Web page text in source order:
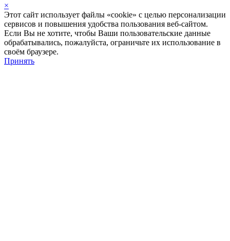
×
Этот сайт использует файлы «cookie» с целью персонализации
сервисов и повышения удобства пользования веб-сайтом.
Если Вы не хотите, чтобы Ваши пользовательские данные
обрабатывались, пожалуйста, ограничьте их использование в
своём браузере.
Принять